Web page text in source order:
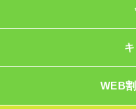
WEB